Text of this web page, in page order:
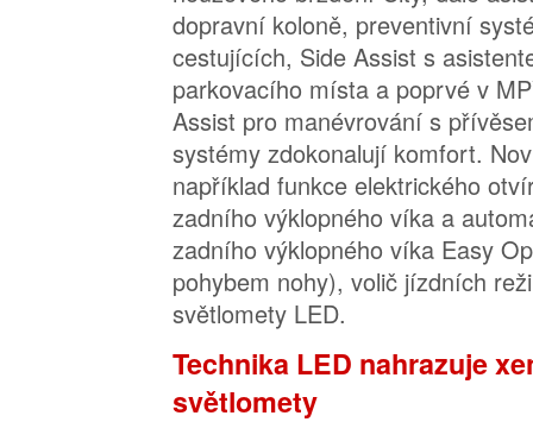
dopravní koloně, preventivní
cestujících, Side Assist s
parkovacího místa a poprvé v
Assist pro manévrování s
systémy zdokonalují komfort.
například funkce elektrického
zadního výklopného víka a
zadního výklopného víka Easy
pohybem nohy), volič jízdních
světlomety LED.
Technika LED nahrazuje
světlomety